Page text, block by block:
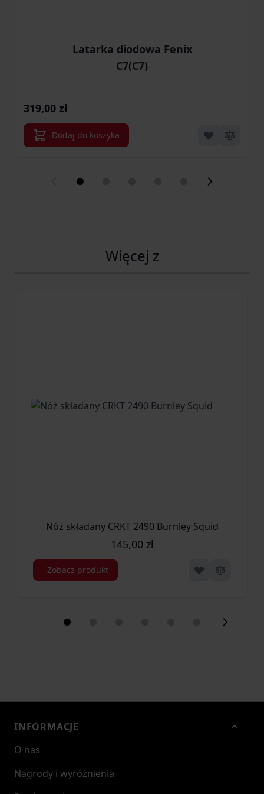
Latarka diodowa Fenix
C7(C7)
319,00 zł
Dodaj do koszyka
Więcej z
Nóż składany CRKT 2490 Burnley Squid
145,00 zł
Zobacz produkt
INFORMACJE
O nas
Nagrody i wyróżnienia